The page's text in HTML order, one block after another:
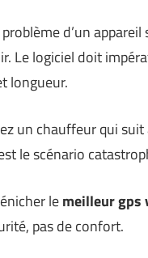
d’un
Le logiciel doit
longueur.
un chauffeur qui
le scénario
lemeilleur gps
pas de confort.